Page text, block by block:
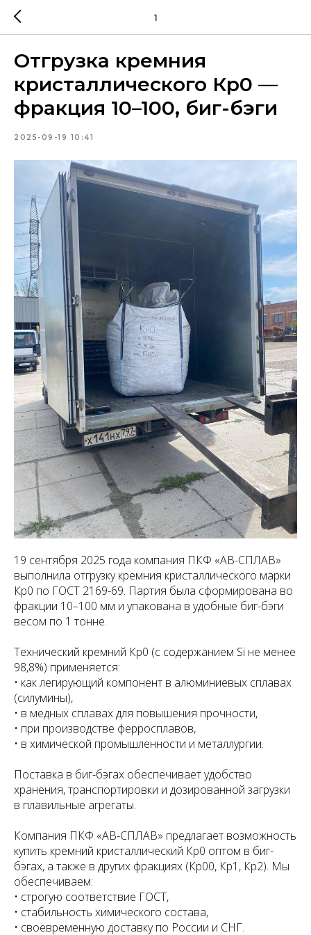
1
Отгрузка кремния
кристаллического Кр0 —
фракция 10–100, биг-бэги
2025-09-19 10:41
19 сентября 2025 года компания ПКФ «АВ-СПЛАВ»
выполнила отгрузку кремния кристаллического марки
Кр0 по ГОСТ 2169-69. Партия была сформирована во
фракции 10–100 мм и упакована в удобные биг-бэги
весом по 1 тонне.
Технический кремний Кр0 (с содержанием Si не менее
98,8%) применяется:
• как легирующий компонент в алюминиевых сплавах
(силумины),
• в медных сплавах для повышения прочности,
• при производстве ферросплавов,
• в химической промышленности и металлургии.
Поставка в биг-бэгах обеспечивает удобство
хранения, транспортировки и дозированной загрузки
в плавильные агрегаты.
Компания ПКФ «АВ-СПЛАВ» предлагает возможность
купить кремний кристаллический Кр0 оптом в биг-
бэгах, а также в других фракциях (Кр00, Кр1, Кр2). Мы
обеспечиваем:
• строгую соответствие ГОСТ,
• стабильность химического состава,
• своевременную доставку по России и СНГ.